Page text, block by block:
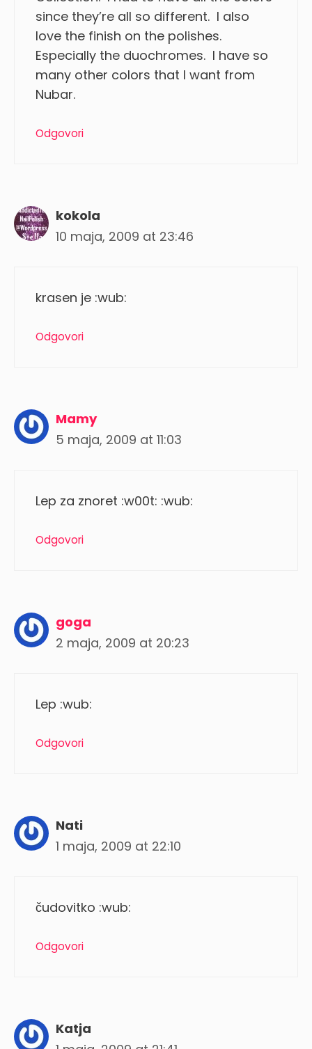
since they’re all so different. I also
love the finish on the polishes.
Especially the duochromes. I have so
many other colors that I want from
Nubar.
Odgovori
kokola
10 maja, 2009 at 23:46
krasen je :wub:
Odgovori
Mamy
5 maja, 2009 at 11:03
Lep za znoret :w00t: :wub:
Odgovori
goga
2 maja, 2009 at 20:23
Lep :wub:
Odgovori
Nati
1 maja, 2009 at 22:10
čudovitko :wub:
Odgovori
Katja